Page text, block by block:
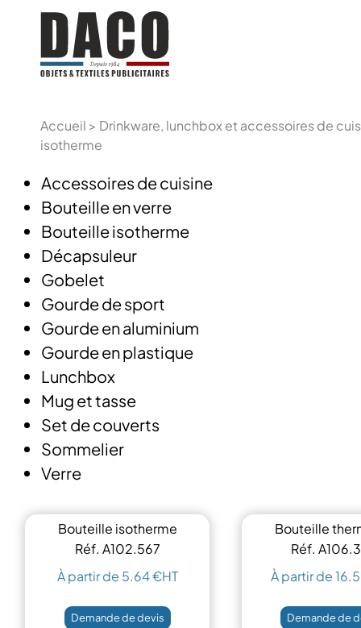
Accueil > Drinkware, lunchbox et accessoires de
isotherme
Accessoires de cuisine
Bouteille en verre
Bouteille isotherme
Décapsuleur
Gobelet
Gourde de sport
Gourde en aluminium
Gourde en plastique
Lunchbox
Mug et tasse
Set de couverts
Sommelier
Verre
Bouteille isotherme
double paroi
Réf. A102.567
À partir de 5.64 €HT
Demande de devis
Bouteille
tasses
Réf.
À partir de
Demande de